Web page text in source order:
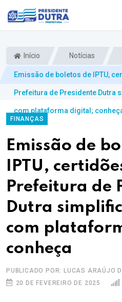
Início Notícias
Emissão de boletos de IPTU,
Prefeitura de Presidente Dutra
com plataforma digital;
FINANÇAS
Emissão de
IPTU,
Prefeitura de
Dutra
com
conheça
PUBLICADO POR: LUCAS ARAÚJO
20 DE FEVEREIRO DE 2025